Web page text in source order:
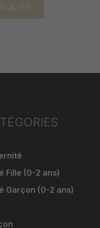
Fille (0-2 ans)
Garçon (0-2 ans)